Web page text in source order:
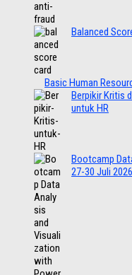
Balanced
Basic Human
Berpikir Kritis
untuk HR
Bootcamp
27-30 Juli 2026